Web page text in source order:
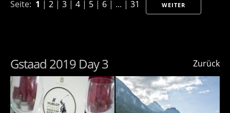
Seite: 1 | 2 | 3 | 4 | 5 | 6 | ... | 31 WEITER
Zurück
Gstaad 2019 Day 3